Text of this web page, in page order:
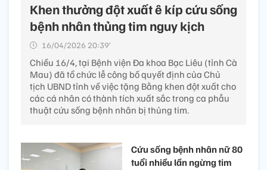
Khen thưởng đột xuất ê kíp cứu sống
bệnh nhân thủng tim nguy kịch
16/04/2026 20:39’
Chiều 16/4, tại Bệnh viện Đa khoa Bạc Liêu (tỉnh Cà
Mau) đã tổ chức lễ công bố quyết định của Chủ
tịch UBND tỉnh về việc tặng Bằng khen đột xuất cho
các cá nhân có thành tích xuất sắc trong ca phẫu
thuật cứu sống bệnh nhân bị thủng tim.
Cứu sống bệnh nhân nữ 80
tuổi nhiều lần ngừng tim